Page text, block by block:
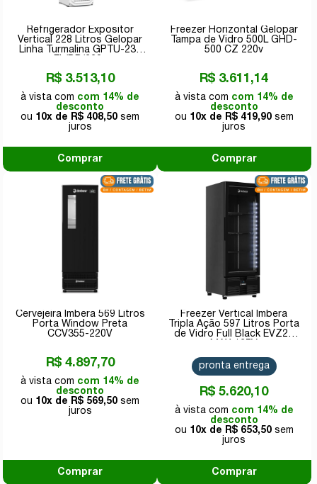
Refrigerador Expositor
Vertical 228 Litros Gelopar
Linha Turmalina GPTU-230
R$ 3.513,10
com 14% de
desconto
10x de
R$ 408,50
Comprar
Freezer Horizontal Gelopar
Tampa de Vidro 500L GHD-
500 CZ 220v
R$ 3.611,14
com 14% de
desconto
10x de
R$ 419,90
Comprar
Cervejeira Imbera 569 Litros
Porta Window Preta
CCV355-220V
R$ 4.897,70
com 14% de
desconto
10x de
R$ 569,50
Comprar
Freezer Vertical Imbera
Tripla Ação 597 Litros Porta
de Vidro Full Black EVZ21
R$ 5.620,10
com 14% de
desconto
10x de
R$ 653,50
pronta entrega
Comprar